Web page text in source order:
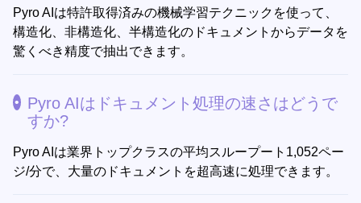
Pyro AIは特許取得済みの機械学習テクニックを使って、
構造化、非構造化、半構造化のドキュメントからデータを
驚くべき精度で抽出できます。
Pyro AIはドキュメント処理の速さはどうで
すか?
Pyro AIは業界トップクラスの平均スループート1,052ペー
ジ/分で、大量のドキュメントを超高速に処理できます。